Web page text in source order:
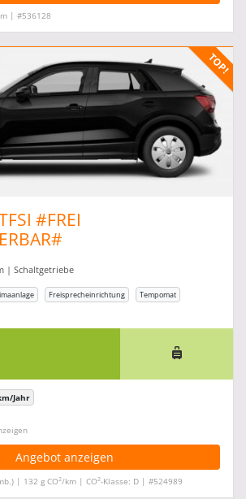
| #536128
#FREI
| Schaltgetriebe
Freisprecheinrichtung Tempomat
Jahr
ausblenden
Angebot anzeigen
| 132 g CO2/km | CO2-Klasse: D | #524989